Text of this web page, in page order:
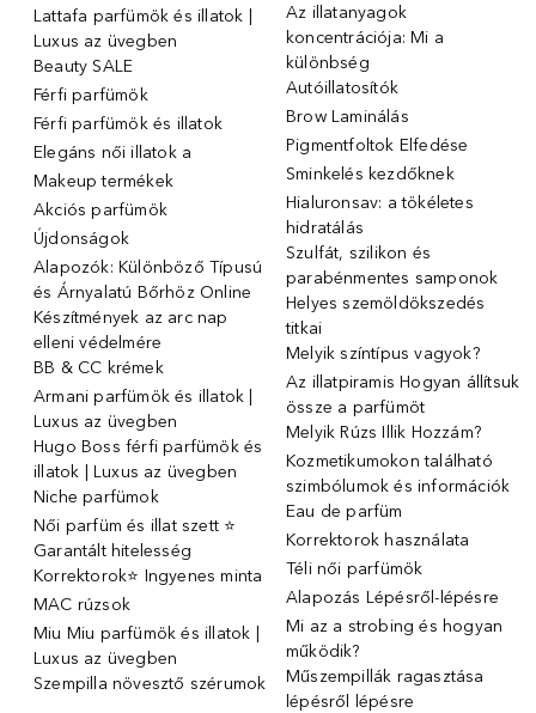
Lattafa parfümök és illatok |
Luxus az üvegben
Beauty SALE
Férfi parfümök
Férfi parfümök és illatok
Elegáns női illatok ️a
Makeup termékek
Akciós parfümök
Újdonságok
Alapozók: Különböző Típusú
és Árnyalatú Bőrhöz Online
Készítmények az arc nap
elleni védelmére
BB & CC krémek
Armani parfümök és illatok |
Luxus az üvegben
Hugo Boss férfi parfümök és
illatok | Luxus az üvegben
Niche parfümok
Női parfüm és illat szett ⭐
Garantált hitelesség
Korrektorok⭐ Ingyenes minta
MAC rúzsok
Miu Miu parfümök és illatok |
Luxus az üvegben
Szempilla növesztő szérumok
Az illatanyagok
koncentrációja: Mi a
különbség
Autóillatosítók
Brow Laminálás
Pigmentfoltok Elfedése
Sminkelés kezdőknek
Hialuronsav: a tökéletes
hidratálás
Szulfát, szilikon és
parabénmentes samponok
Helyes szemöldökszedés
titkai
Melyik színtípus vagyok?
Az illatpiramis Hogyan állítsuk
össze a parfümöt
Melyik Rúzs Illik Hozzám?
Kozmetikumokon található
szimbólumok és információk
Eau de parfüm
Korrektorok használata
Téli női parfümök
Alapozás Lépésről-lépésre
Mi az a strobing és hogyan
működik?
Műszempillák ragasztása
lépésről lépésre